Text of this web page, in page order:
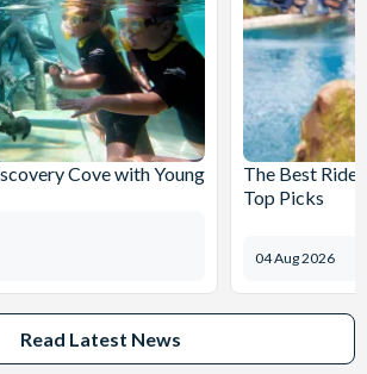
Cove with Young
The Best
Top Picks
04 Aug 2026
Read Latest News